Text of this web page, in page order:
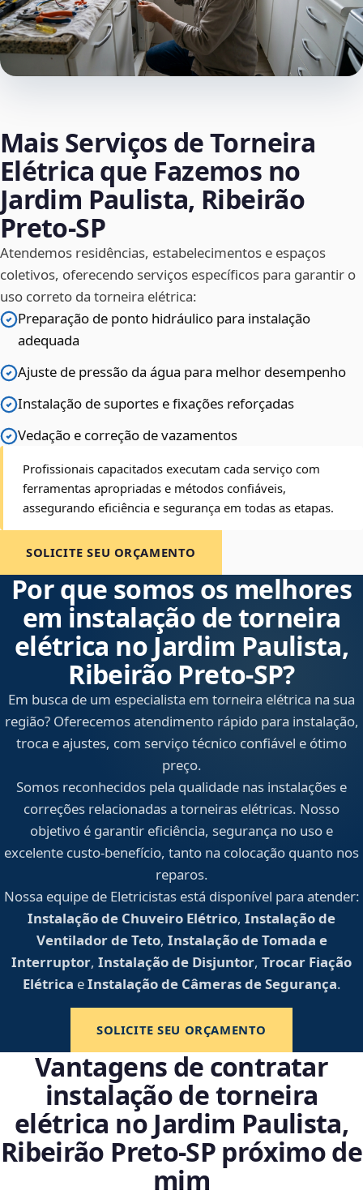
Mais Serviços de Torneira
Elétrica que Fazemos no
Jardim Paulista, Ribeirão
Preto‑SP
Atendemos residências, estabelecimentos e espaços
coletivos, oferecendo serviços específicos para garantir o
uso correto da torneira elétrica:
Preparação de ponto hidráulico para instalação
adequada
Ajuste de pressão da água para melhor desempenho
Instalação de suportes e fixações reforçadas
Vedação e correção de vazamentos
Profissionais capacitados executam cada serviço com
ferramentas apropriadas e métodos confiáveis,
assegurando eficiência e segurança em todas as etapas.
SOLICITE SEU ORÇAMENTO
Por que somos os melhores
em instalação de torneira
elétrica no Jardim Paulista,
Ribeirão Preto‑SP?
Em busca de um especialista em torneira elétrica na sua
região? Oferecemos atendimento rápido para instalação,
troca e ajustes, com serviço técnico confiável e ótimo
preço.
Somos reconhecidos pela qualidade nas instalações e
correções relacionadas a torneiras elétricas. Nosso
objetivo é garantir eficiência, segurança no uso e
excelente custo-benefício, tanto na colocação quanto nos
reparos.
Nossa equipe de Eletricistas está disponível para atender:
Instalação de Chuveiro Elétrico, Instalação de
Ventilador de Teto, Instalação de Tomada e
Interruptor, Instalação de Disjuntor, Trocar Fiação
Elétrica eInstalação de Câmeras de Segurança.
SOLICITE SEU ORÇAMENTO
Vantagens de contratar
instalação de torneira
elétrica no Jardim Paulista,
Ribeirão Preto‑SP próximo de
mim